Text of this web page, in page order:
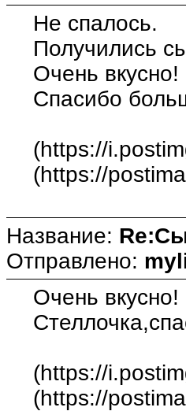
Не спалось.
Получились
Очень вкусно!
Спасибо
(https://
(https://
Название:
Отправлено:
Очень вкусно!
(https://
(https://